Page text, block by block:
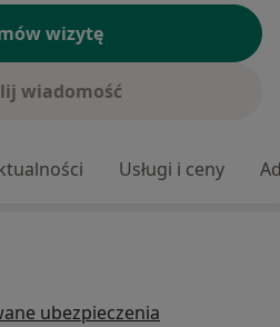
wizytę
wiadomość
Usługi i ceny
ubezpieczenia